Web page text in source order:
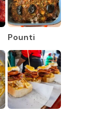
Pounti